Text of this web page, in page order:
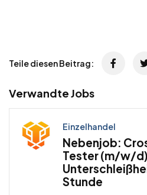
Teile diesen Beitrag:
Verwandte Jobs
Einzelhandel
Nebenjob:
Tester (m/w/
Stunde